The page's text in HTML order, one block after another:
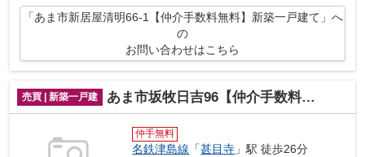
「あま市新居屋清明66-1【仲介手数料無料】新築一戸建て」へ
の
お問い合わせはこちら
売買 | 新築一戸建 あま市坂牧日吉96【仲介手数料無料】新築一戸建て
仲手無料
名鉄津島線 「甚目寺 」駅 徒歩26分